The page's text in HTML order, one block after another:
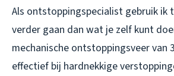
Als ontstoppingspecialist gebruik ik
verder gaan dan wat je zelf kunt
mechanische ontstoppingsveer van
effectief bij hardnekkige